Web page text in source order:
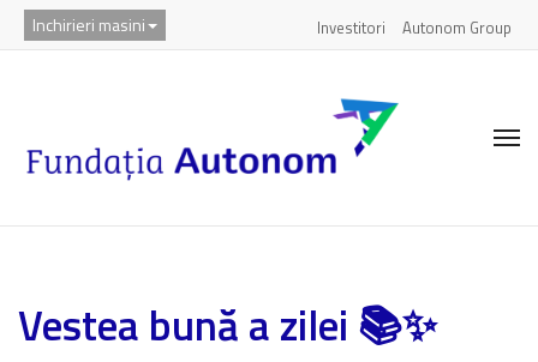
Inchirieri masini Investitori Autonom Group
Vestea bună a zilei 📚✨